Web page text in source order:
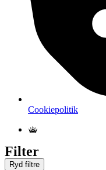
Cookiepolitik
Filter
Ryd filtre